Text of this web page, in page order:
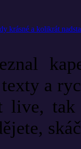
krásné a kolikrát
a
live, tak